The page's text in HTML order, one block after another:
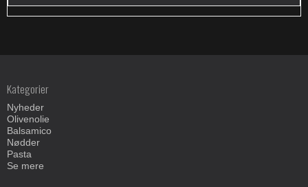
Kategorier
Nyheder
Olivenolie
Balsamico
Nødder
Pasta
Se mere